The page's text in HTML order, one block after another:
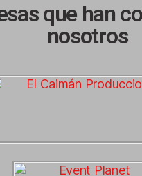
que han
nosotros​